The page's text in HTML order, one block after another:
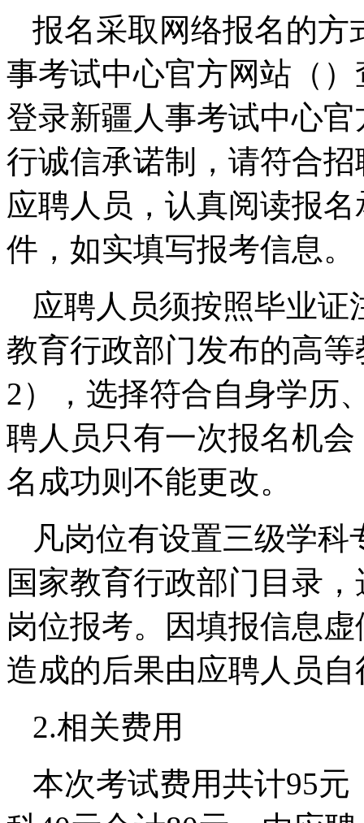
报名采取网络报名的方
事考试中心官方网站（
登录新疆人事考试中心
行诚信承诺制，请符合
应聘人员，认真阅读报
件，如实填写报考信息。
应聘人员须按照毕业
教育行政部门发布的高
2），选择符合自身学历
聘人员只有一次报名机
名成功则不能更改。
凡岗位有设置三级学
国家教育行政部门目录
岗位报考。因填报信息
造成的后果由应聘人员
2.相关费用
本次考试费用共计95